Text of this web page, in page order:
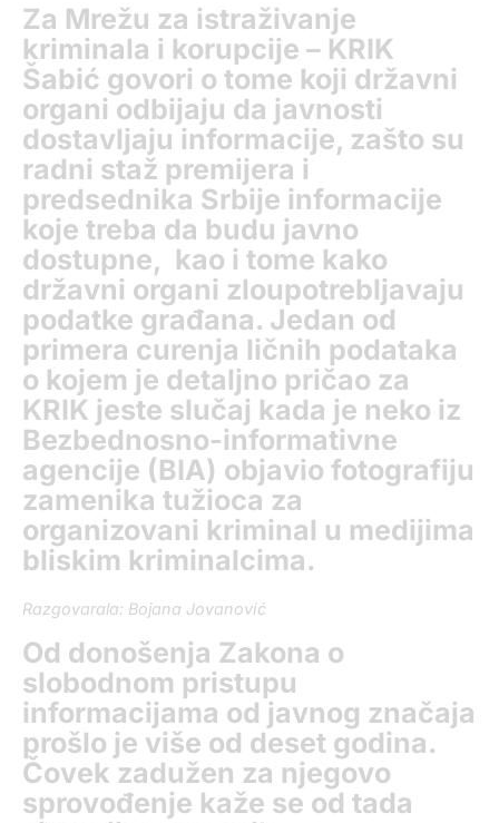
Za Mrežu za istraživanje
kriminala i korupcije – KRIK
Šabić govori o tome koji državni
organi odbijaju da javnosti
dostavljaju informacije, zašto su
radni staž premijera i
predsednika Srbije informacije
koje treba da budu javno
dostupne, kao i tome kako
državni organi zloupotrebljavaju
podatke građana. Jedan od
primera curenja ličnih podataka
o kojem je detaljno pričao za
KRIK jeste slučaj kada je neko iz
Bezbednosno-informativne
agencije (BIA) objavio fotografiju
zamenika tužioca za
organizovani kriminal u medijima
bliskim kriminalcima.
Razgovarala: Bojana Jovanović
Od donošenja Zakona o
slobodnom pristupu
informacijama od javnog značaja
prošlo je više od deset godina.
Čovek zadužen za njegovo
sprovođenje kaže se od tada